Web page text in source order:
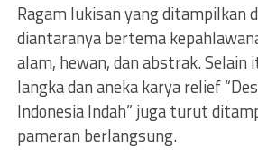
Ragam lukisan yang ditampilkan
diantaranya bertema
alam, hewan, dan abstrak. Selain
langka dan aneka karya relief
Indonesia Indah” juga turut
pameran berlangsung.